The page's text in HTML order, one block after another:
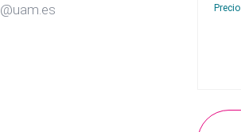
Precio